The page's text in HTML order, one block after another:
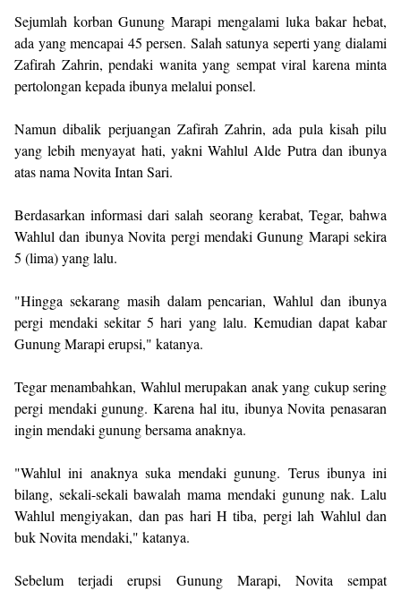
Sejumlah korban Gunung Marapi mengalami luka bakar hebat,
ada yang mencapai 45 persen. Salah satunya seperti yang dialami
Zafirah Zahrin, pendaki wanita yang sempat viral karena minta
pertolongan kepada ibunya melalui ponsel.
Namun dibalik perjuangan Zafirah Zahrin, ada pula kisah pilu
yang lebih menyayat hati, yakni Wahlul Alde Putra dan ibunya
atas nama Novita Intan Sari.
Berdasarkan informasi dari salah seorang kerabat, Tegar, bahwa
Wahlul dan ibunya Novita pergi mendaki Gunung Marapi sekira
5 (lima) yang lalu.
"Hingga sekarang masih dalam pencarian, Wahlul dan ibunya
pergi mendaki sekitar 5 hari yang lalu. Kemudian dapat kabar
Gunung Marapi erupsi," katanya.
Tegar menambahkan, Wahlul merupakan anak yang cukup sering
pergi mendaki gunung. Karena hal itu, ibunya Novita penasaran
ingin mendaki gunung bersama anaknya.
"Wahlul ini anaknya suka mendaki gunung. Terus ibunya ini
bilang, sekali-sekali bawalah mama mendaki gunung nak. Lalu
Wahlul mengiyakan, dan pas hari H tiba, pergi lah Wahlul dan
buk Novita mendaki," katanya.
Sebelum terjadi erupsi Gunung Marapi, Novita sempat